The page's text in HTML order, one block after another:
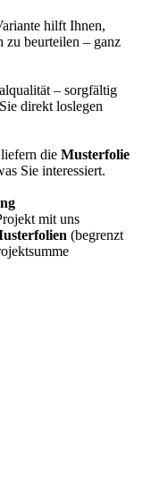
hilft Ihnen,
zu beurteilen – ganz
– sorgfältig
direkt loslegen
die Musterfolie
Sie interessiert.
mit uns
(begrenzt